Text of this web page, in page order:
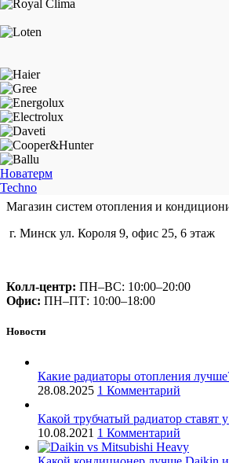
Новатерм
Techno
Магазин систем отопления и
г. Минск ул. Короля 9, офис 25, 6 этаж
Колл-центр: ПН–ВС: 10:00–20:00​
Офис: ПН–ПТ: 10:00–18:00
Новости
Какие радиаторы отопления
28.08.2025 1 Комментарий
Какой трубчатый радиатор ставят
10.08.2021 1 Комментарий